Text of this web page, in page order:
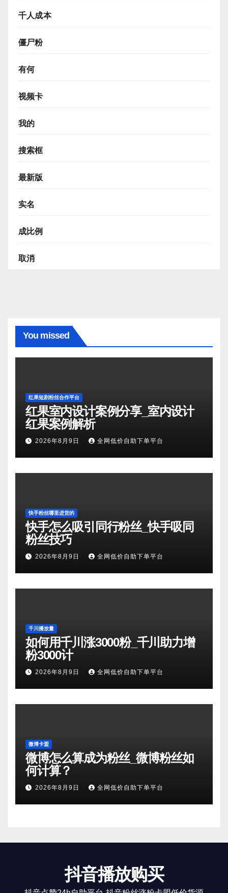
千人成本
僵尸粉
有何
视频卡
我的
搜索框
最新版
实名
成比例
取消
You missed
红果短剧粉丝合作平台
红果室内设计案例分享_室内设计
红果案例解析
2026年8月9日 全网低价自助下单平台
快手粉丝哪里进货的
快手怎么吸引同行粉丝_快手吸同
粉丝技巧
2026年8月9日 全网低价自助下单平台
千川播放量
如何用千川涨3000粉_千川助力增
粉3000计
2026年8月9日 全网低价自助下单平台
微博卡盟
微博怎么算成为粉丝_微博粉丝如
何计算？
2026年8月9日 全网低价自助下单平台
抖音播放购买